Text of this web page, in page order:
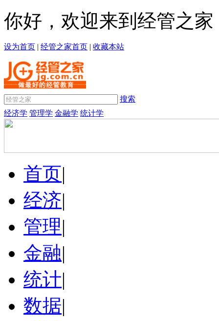
你好，欢迎来到经管之家
设为首页 | 经管之家首页 | 收藏本站
搜索
经济学 管理学 金融学 统计学
首页|
经济|
管理|
金融|
统计|
数据|